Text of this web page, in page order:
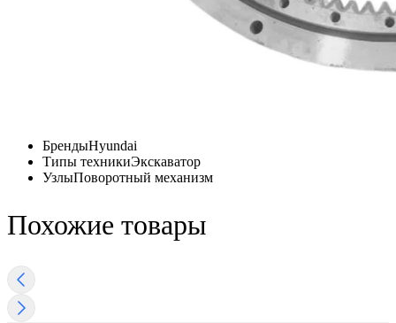
БрендыHyundai
Типы техникиЭкскаватор
УзлыПоворотный механизм
Похожие товары